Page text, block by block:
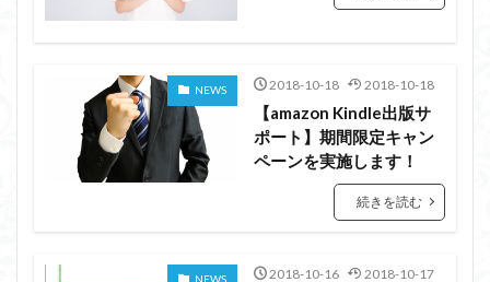
NEWS 2018-10-18 2018-10-18
【amazon Kindle出版サ
ポート】期間限定キャン
ペーンを実施します！
続きを読む
NEWS 2018-10-16 2018-10-17